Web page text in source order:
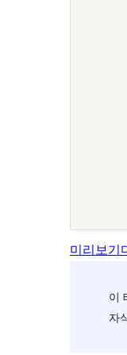
미리보기
이
자